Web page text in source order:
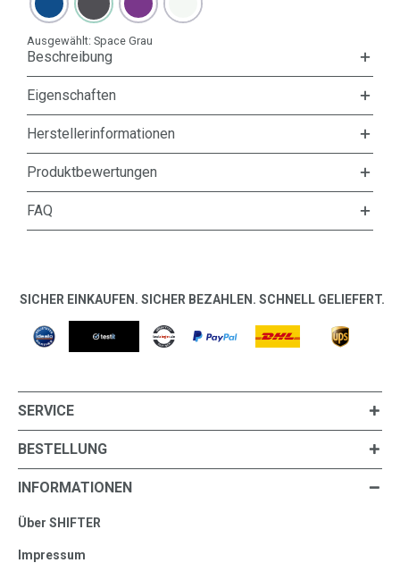
Ausgewählt: Space Grau
Beschreibung
Eigenschaften
Herstellerinformationen
Produktbewertungen
FAQ
SICHER EINKAUFEN. SICHER BEZAHLEN. SCHNELL GELIEFERT.
SERVICE
BESTELLUNG
INFORMATIONEN
Über SHIFTER
Impressum